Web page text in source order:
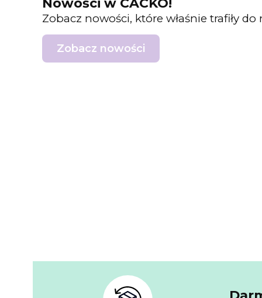
Nowości w CACKO!
Zobacz nowości, które właśnie trafiły do
Zobacz nowości